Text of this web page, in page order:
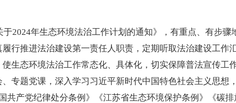
2024年生态环境法治工作计划的通知》，有重点、有步骤
行推进法治建设第一责任人职责，定期听取法治建设工作
生态环境法治工作常态化、具体化，切实保障普法宣传工
专题党课，深入学习习近平新时代中国特色社会主义思想
产党纪律处分条例》《江苏省生态环境保护条例》《碳